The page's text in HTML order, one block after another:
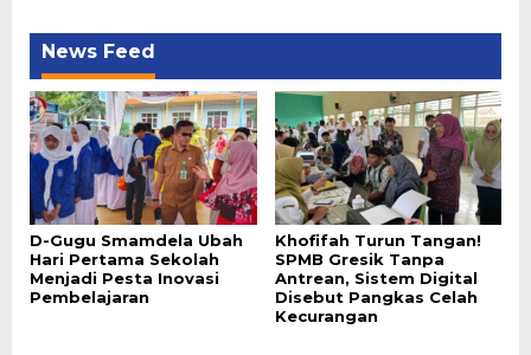
News Feed
D-Gugu Smamdela Ubah
Hari Pertama Sekolah
Menjadi Pesta Inovasi
Pembelajaran
Khofifah Turun Tangan!
SPMB Gresik Tanpa
Antrean, Sistem Digital
Disebut Pangkas Celah
Kecurangan